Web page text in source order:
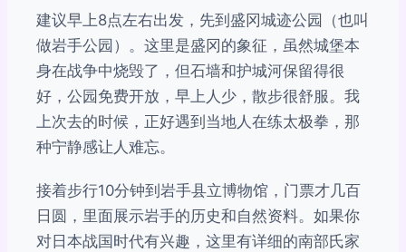
建议早上8点左右出发，先到盛冈城迹公园（也叫
做岩手公园）。这里是盛冈的象征，虽然城堡本
身在战争中烧毁了，但石墙和护城河保留得很
好，公园免费开放，早上人少，散步很舒服。我
上次去的时候，正好遇到当地人在练太极拳，那
种宁静感让人难忘。
接着步行10分钟到岩手县立博物馆，门票才几百
日圆，里面展示岩手的历史和自然资料。如果你
对日本战国时代有兴趣，这里有详细的南部氏家